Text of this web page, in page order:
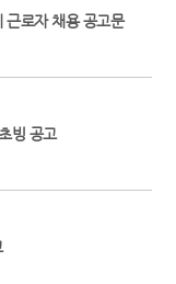
근로자 채용 공고문
빙 공고